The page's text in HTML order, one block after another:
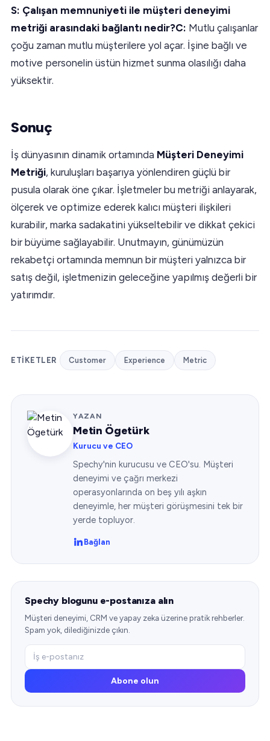
S: Çalışan memnuniyeti ile müşteri deneyimi
metriği arasındaki bağlantı nedir?C: Mutlu çalışanlar
çoğu zaman mutlu müşterilere yol açar. İşine bağlı ve
motive personelin üstün hizmet sunma olasılığı daha
yüksektir.
Sonuç
İş dünyasının dinamik ortamında Müşteri Deneyimi
Metriği, kuruluşları başarıya yönlendiren güçlü bir
pusula olarak öne çıkar. İşletmeler bu metriği anlayarak,
ölçerek ve optimize ederek kalıcı müşteri ilişkileri
kurabilir, marka sadakatini yükseltebilir ve dikkat çekici
bir büyüme sağlayabilir. Unutmayın, günümüzün
rekabetçi ortamında memnun bir müşteri yalnızca bir
satış değil, işletmenizin geleceğine yapılmış değerli bir
yatırımdır.
ETIKETLER Customer Experience Metric
YAZAN
Metin Ögetürk
Kurucu ve CEO
Spechy'nin kurucusu ve CEO'su. Müşteri
deneyimi ve çağrı merkezi
operasyonlarında on beş yılı aşkın
deneyimle, her müşteri görüşmesini tek bir
yerde topluyor.
Bağlan
Spechy blogunu e-postanıza alın
Müşteri deneyimi, CRM ve yapay zeka üzerine pratik rehberler.
Spam yok, dilediğinizde çıkın.
Abone olun